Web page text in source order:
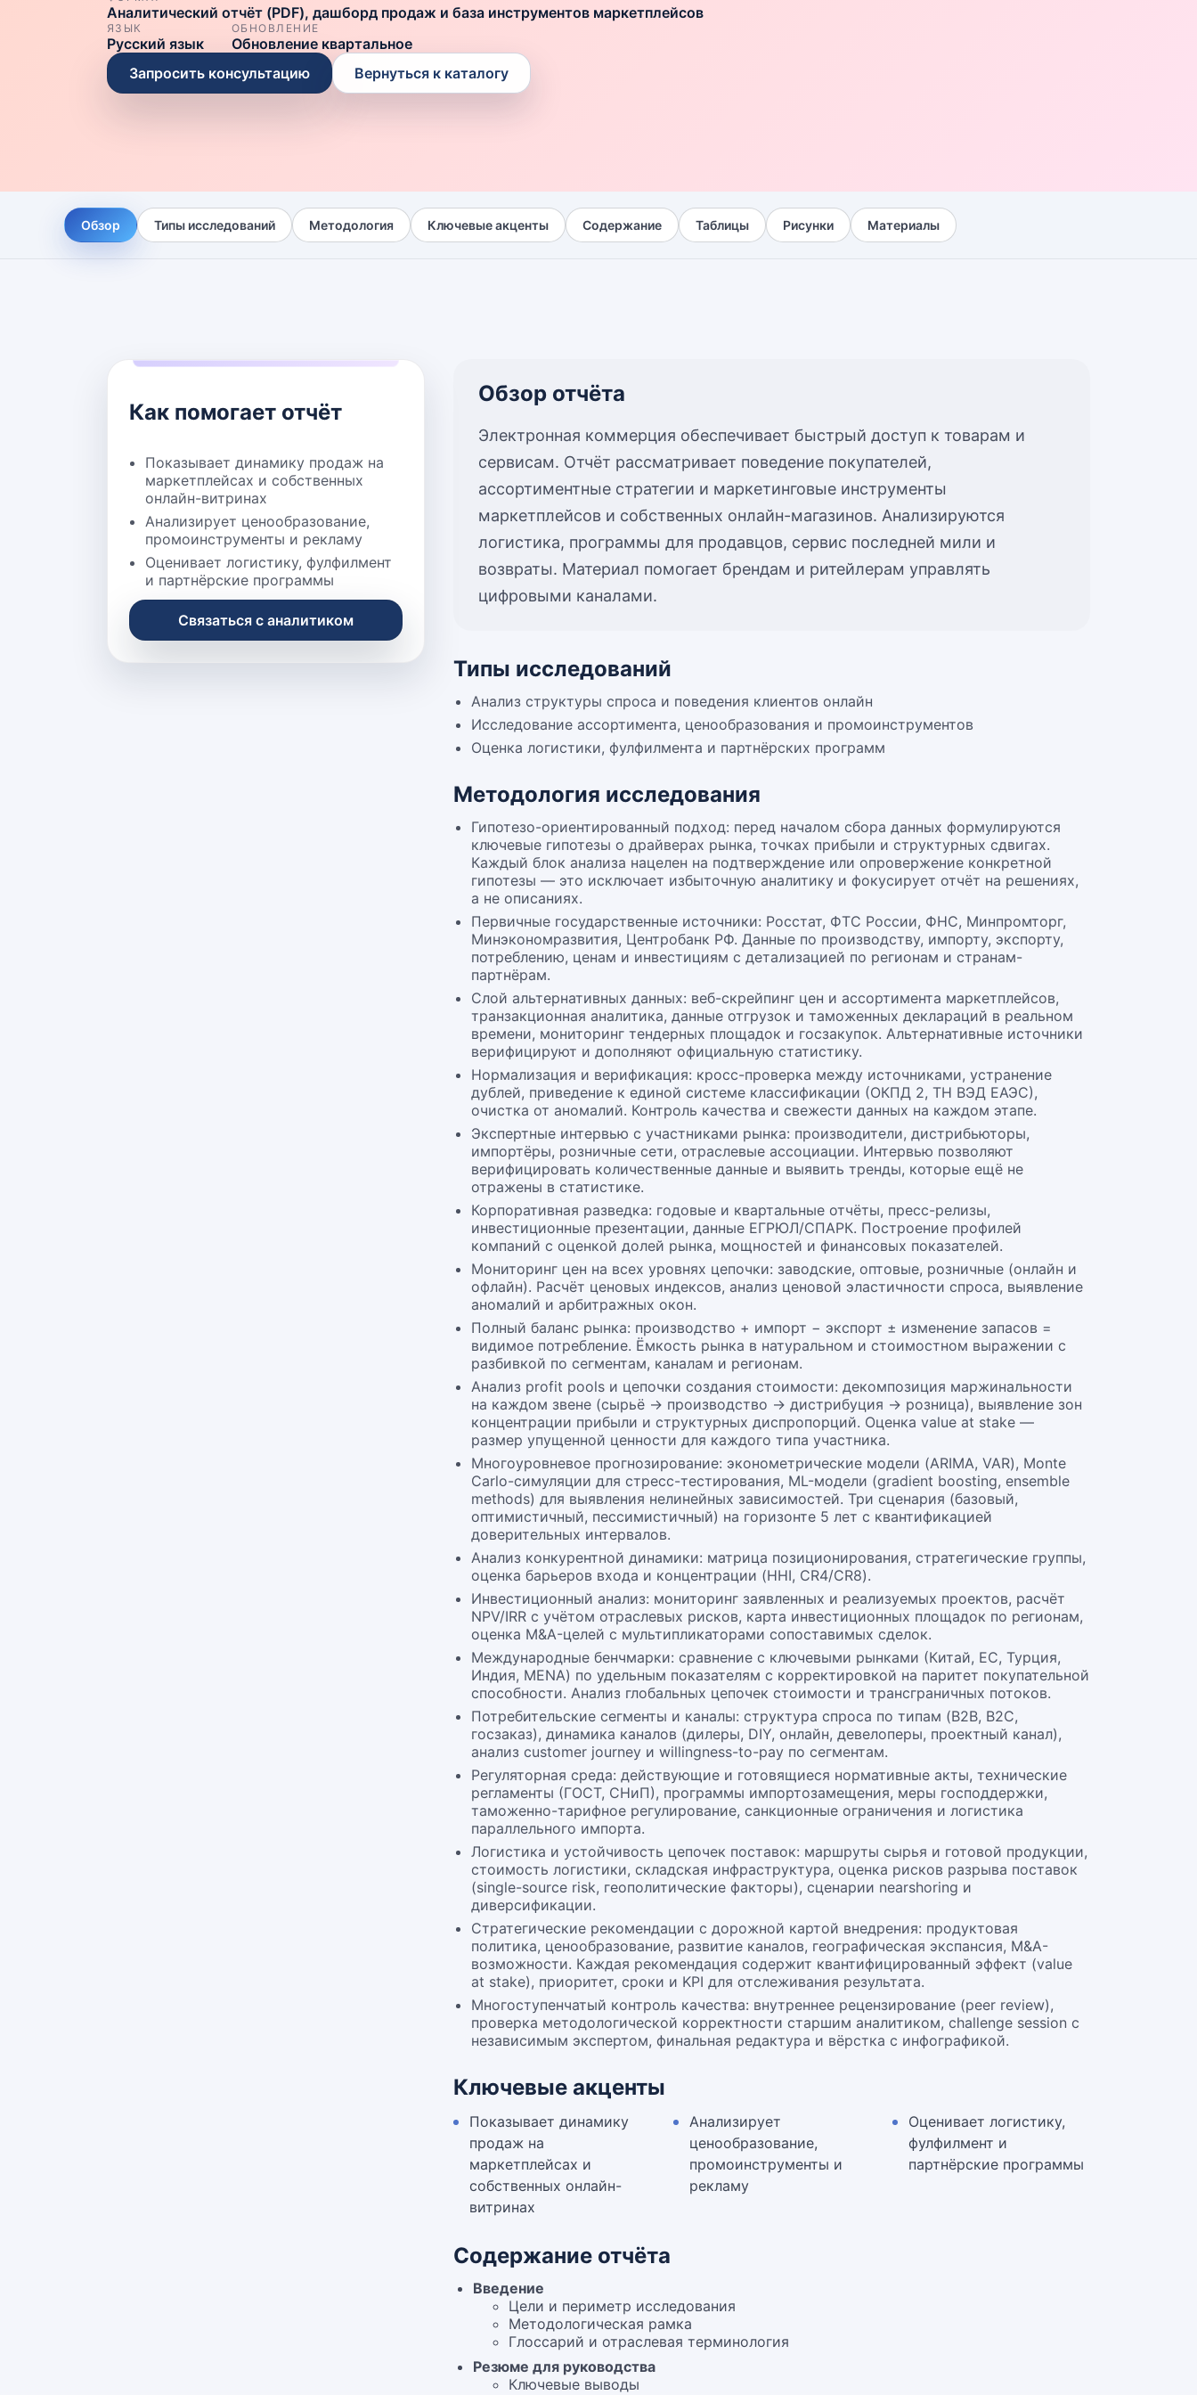
Аналитический отчёт (PDF), дашборд продаж и база инструментов маркетплейсов
ЯЗЫК
Русский язык
ОБНОВЛЕНИЕ
Обновление квартальное
Запросить консультацию
Вернуться к каталогу
Обзор Типы исследований Методология Ключевые акценты Содержание Таблицы Рисунки Материалы
Как помогает отчёт
Показывает динамику продаж на
маркетплейсах и собственных
онлайн-витринах
Анализирует ценообразование,
промоинструменты и рекламу
Оценивает логистику, фулфилмент
и партнёрские программы
Связаться с аналитиком
Обзор отчёта
Электронная коммерция обеспечивает быстрый доступ к товарам и
сервисам. Отчёт рассматривает поведение покупателей,
ассортиментные стратегии и маркетинговые инструменты
маркетплейсов и собственных онлайн-магазинов. Анализируются
логистика, программы для продавцов, сервис последней мили и
возвраты. Материал помогает брендам и ритейлерам управлять
цифровыми каналами.
Типы исследований
Анализ структуры спроса и поведения клиентов онлайн
Исследование ассортимента, ценообразования и промоинструментов
Оценка логистики, фулфилмента и партнёрских программ
Методология исследования
Гипотезо-ориентированный подход: перед началом сбора данных формулируются
ключевые гипотезы о драйверах рынка, точках прибыли и структурных сдвигах.
Каждый блок анализа нацелен на подтверждение или опровержение конкретной
гипотезы — это исключает избыточную аналитику и фокусирует отчёт на решениях,
а не описаниях.
Первичные государственные источники: Росстат, ФТС России, ФНС, Минпромторг,
Минэкономразвития, Центробанк РФ. Данные по производству, импорту, экспорту,
потреблению, ценам и инвестициям с детализацией по регионам и странам-
партнёрам.
Слой альтернативных данных: веб-скрейпинг цен и ассортимента маркетплейсов,
транзакционная аналитика, данные отгрузок и таможенных деклараций в реальном
времени, мониторинг тендерных площадок и госзакупок. Альтернативные источники
верифицируют и дополняют официальную статистику.
Нормализация и верификация: кросс-проверка между источниками, устранение
дублей, приведение к единой системе классификации (ОКПД 2, ТН ВЭД ЕАЭС),
очистка от аномалий. Контроль качества и свежести данных на каждом этапе.
Экспертные интервью с участниками рынка: производители, дистрибьюторы,
импортёры, розничные сети, отраслевые ассоциации. Интервью позволяют
верифицировать количественные данные и выявить тренды, которые ещё не
отражены в статистике.
Корпоративная разведка: годовые и квартальные отчёты, пресс-релизы,
инвестиционные презентации, данные ЕГРЮЛ/СПАРК. Построение профилей
компаний с оценкой долей рынка, мощностей и финансовых показателей.
Мониторинг цен на всех уровнях цепочки: заводские, оптовые, розничные (онлайн и
офлайн). Расчёт ценовых индексов, анализ ценовой эластичности спроса, выявление
аномалий и арбитражных окон.
Полный баланс рынка: производство + импорт − экспорт ± изменение запасов =
видимое потребление. Ёмкость рынка в натуральном и стоимостном выражении с
разбивкой по сегментам, каналам и регионам.
Анализ profit pools и цепочки создания стоимости: декомпозиция маржинальности
на каждом звене (сырьё → производство → дистрибуция → розница), выявление зон
концентрации прибыли и структурных диспропорций. Оценка value at stake —
размер упущенной ценности для каждого типа участника.
Многоуровневое прогнозирование: эконометрические модели (ARIMA, VAR), Monte
Carlo-симуляции для стресс-тестирования, ML-модели (gradient boosting, ensemble
methods) для выявления нелинейных зависимостей. Три сценария (базовый,
оптимистичный, пессимистичный) на горизонте 5 лет с квантификацией
доверительных интервалов.
Анализ конкурентной динамики: матрица позиционирования, стратегические группы,
оценка барьеров входа и концентрации (HHI, CR4/CR8).
Инвестиционный анализ: мониторинг заявленных и реализуемых проектов, расчёт
NPV/IRR с учётом отраслевых рисков, карта инвестиционных площадок по регионам,
оценка M&A-целей с мультипликаторами сопоставимых сделок.
Международные бенчмарки: сравнение с ключевыми рынками (Китай, ЕС, Турция,
Индия, MENA) по удельным показателям с корректировкой на паритет покупательной
способности. Анализ глобальных цепочек стоимости и трансграничных потоков.
Потребительские сегменты и каналы: структура спроса по типам (B2B, B2C,
госзаказ), динамика каналов (дилеры, DIY, онлайн, девелоперы, проектный канал),
анализ customer journey и willingness-to-pay по сегментам.
Регуляторная среда: действующие и готовящиеся нормативные акты, технические
регламенты (ГОСТ, СНиП), программы импортозамещения, меры господдержки,
таможенно-тарифное регулирование, санкционные ограничения и логистика
параллельного импорта.
Логистика и устойчивость цепочек поставок: маршруты сырья и готовой продукции,
стоимость логистики, складская инфраструктура, оценка рисков разрыва поставок
(single-source risk, геополитические факторы), сценарии nearshoring и
диверсификации.
Стратегические рекомендации с дорожной картой внедрения: продуктовая
политика, ценообразование, развитие каналов, географическая экспансия, M&A-
возможности. Каждая рекомендация содержит квантифицированный эффект (value
at stake), приоритет, сроки и KPI для отслеживания результата.
Многоступенчатый контроль качества: внутреннее рецензирование (peer review),
проверка методологической корректности старшим аналитиком, challenge session с
независимым экспертом, финальная редактура и вёрстка с инфографикой.
Ключевые акценты
Показывает динамику
продаж на
маркетплейсах и
собственных онлайн-
витринах
Анализирует
ценообразование,
промоинструменты и
рекламу
Оценивает логистику,
фулфилмент и
партнёрские программы
Содержание отчёта
Введение
Цели и периметр исследования
Методологическая рамка
Глоссарий и отраслевая терминология
Резюме для руководства
Ключевые выводы